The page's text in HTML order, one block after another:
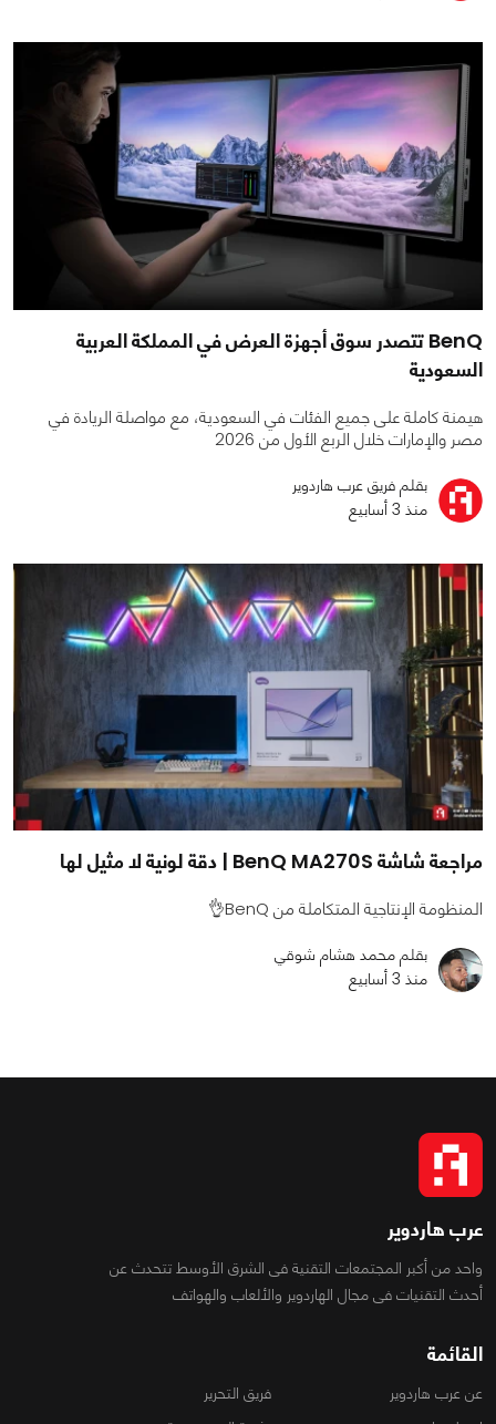
BenQ تتصدر سوق أجهزة العرض في المملكة العربية
السعودية
هيمنة كاملة على جميع الفئات في السعودية، مع مواصلة الريادة في
مصر والإمارات خلال الربع الأول من 2026
بقلم فريق عرب هاردوير
منذ 3 أسابيع
مراجعة شاشة BenQ MA270S | دقة لونية لا مثيل لها
المنظومة الإنتاجية المتكاملة من BenQ👌
بقلم محمد هشام شوقي
منذ 3 أسابيع
عرب هاردوير
واحد من أكبر المجتمعات التقنية فى الشرق الأوسط تتحدث عن
أحدث التقنيات فى مجال الهاردوير والألعاب والهواتف
القائمة
عن عرب هاردوير
فريق التحرير